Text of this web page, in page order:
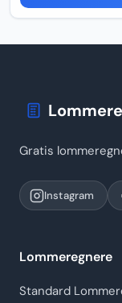
Gratis
Instagram
Lommeregnere
Standard